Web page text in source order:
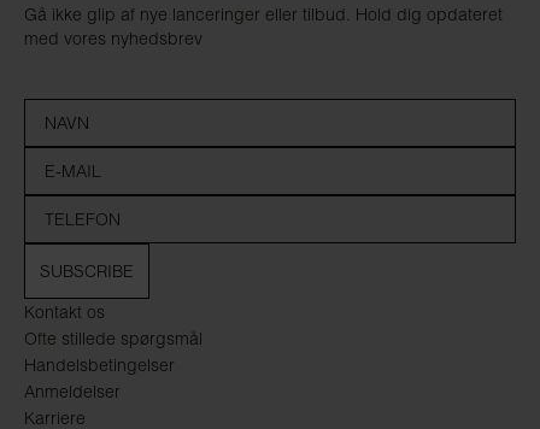
Kontakt os
Ofte stillede spørgsmål
Handelsbetingelser
Anmeldelser
Karriere
Gå ikke glip af nye lanceringer eller tilbud. Hold dig opdateret
med vores nyhedsbrev
SUBSCRIBE